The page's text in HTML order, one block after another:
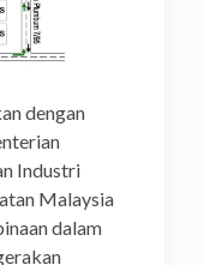
dengan
Industri
Malaysia
dalam